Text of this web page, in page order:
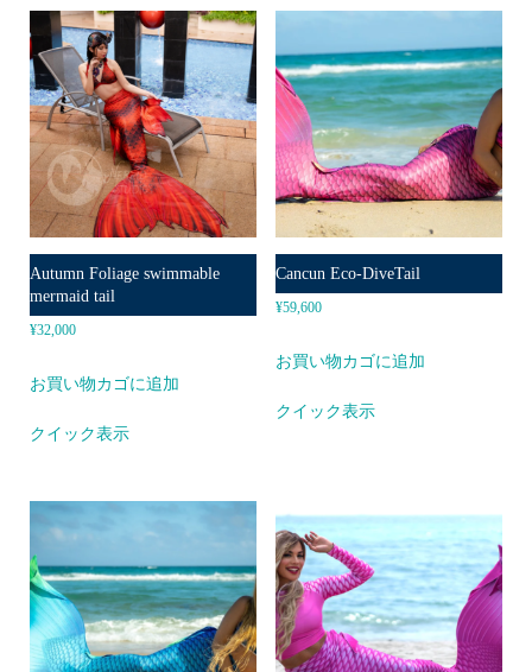
Autumn Foliage swimmable
mermaid tail
¥32,000
お買い物カゴに追加
クイック表示
Cancun Eco-DiveTail
¥59,600
お買い物カゴに追加
クイック表示